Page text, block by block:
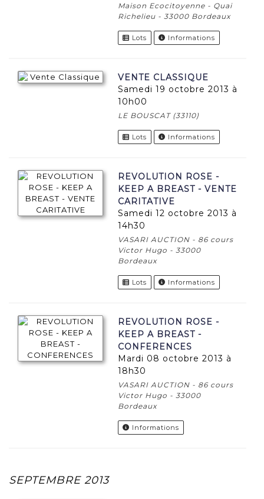
Maison Ecocitoyenne - Quai
Richelieu - 33000 Bordeaux
Lots Informations
VENTE CLASSIQUE
samedi 19 octobre 2013 à
10h00
LE BOUSCAT (33110)
Lots Informations
REVOLUTION ROSE -
KEEP A BREAST - VENTE
CARITATIVE
samedi 12 octobre 2013 à
14h30
VASARI AUCTION - 86 cours
Victor Hugo - 33000
Bordeaux
Lots Informations
REVOLUTION ROSE -
KEEP A BREAST -
CONFERENCES
mardi 08 octobre 2013 à
18h30
VASARI AUCTION - 86 cours
Victor Hugo - 33000
Bordeaux
Informations
SEPTEMBRE 2013